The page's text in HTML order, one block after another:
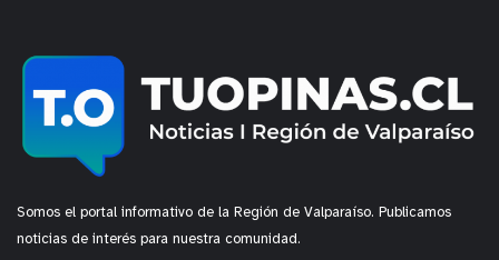
Somos el portal informativo de la Región de Valparaíso. Publicamos
noticias de interés para nuestra comunidad.